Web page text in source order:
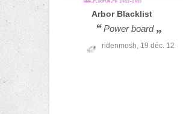
Arbor Blacklist
Power board
ridenmosh, 19 déc. 12